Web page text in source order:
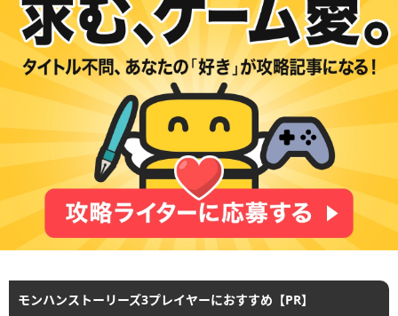
モンハンストーリーズ3プレイヤーにおすすめ【PR】